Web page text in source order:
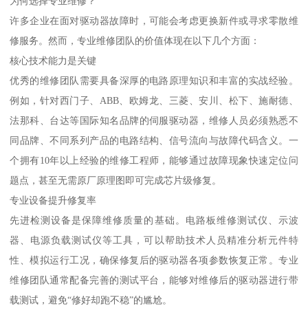
许多企业在面对驱动器故障时，可能会考虑更换新件或寻求零散维
修服务。然而，专业维修团队的价值体现在以下几个方面：
核心技术能力是关键
优秀的维修团队需要具备深厚的电路原理知识和丰富的实战经验。
例如，针对西门子、ABB、欧姆龙、三菱、安川、松下、施耐德、
法那科、台达等国际知名品牌的伺服驱动器，维修人员必须熟悉不
同品牌、不同系列产品的电路结构、信号流向与故障代码含义。一
个拥有10年以上经验的维修工程师，能够通过故障现象快速定位问
题点，甚至无需原厂原理图即可完成芯片级修复。
专业设备提升修复率
先进检测设备是保障维修质量的基础。电路板维修测试仪、示波
器、电源负载测试仪等工具，可以帮助技术人员精准分析元件特
性、模拟运行工况，确保修复后的驱动器各项参数恢复正常。专业
维修团队通常配备完善的测试平台，能够对维修后的驱动器进行带
载测试，避免“修好却跑不稳”的尴尬。